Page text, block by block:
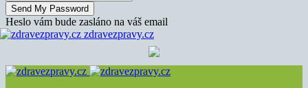
Heslo vám bude zasláno na váš email
zdravezpravy.cz